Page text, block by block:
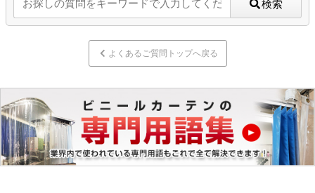
検索
よくあるご質問トップへ戻る